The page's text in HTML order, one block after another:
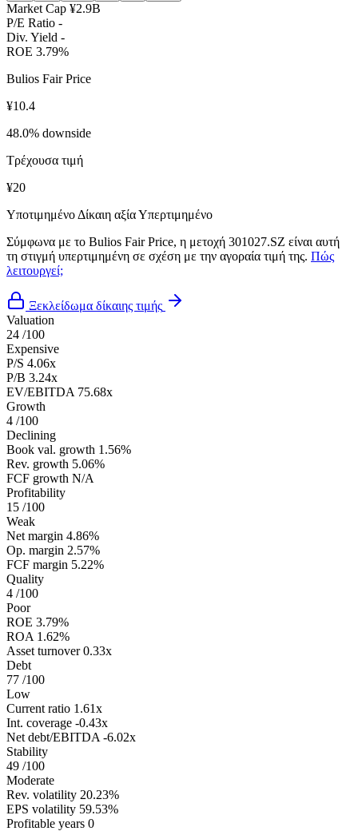
Market Cap ¥2.9B
P/E Ratio -
Div. Yield -
ROE 3.79%
Bulios Fair Price
¥10.4
48.0% downside
Τρέχουσα τιμή
¥20
Υποτιμημένο Δίκαιη αξίαΥπερτιμημένο
Σύμφωνα με το Bulios Fair Price, η μετοχή 301027.SZ είναι αυτή
τη στιγμή υπερτιμημένη σε σχέση με την αγοραία τιμή της. Πώς
λειτουργεί;
Ξεκλείδωμα δίκαιης τιμής
Valuation
24 /100
Expensive
P/S 4.06x
P/B 3.24x
EV/EBITDA 75.68x
Growth
4 /100
Declining
Book val. growth 1.56%
Rev. growth 5.06%
FCF growth N/A
Profitability
15 /100
Weak
Net margin 4.86%
Op. margin 2.57%
FCF margin 5.22%
Quality
4 /100
Poor
ROE 3.79%
ROA 1.62%
Asset turnover 0.33x
Debt
77 /100
Low
Current ratio 1.61x
Int. coverage -0.43x
Net debt/EBITDA -6.02x
Stability
49 /100
Moderate
Rev. volatility 20.23%
EPS volatility 59.53%
Profitable years 0